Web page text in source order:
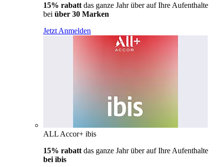
15% rabatt das ganze Jahr über auf Ihre Aufenthalte
bei über 30 Marken
Jetzt Anmelden
ALL Accor+ ibis
15% rabatt das ganze Jahr über auf Ihre Aufenthalte
bei ibis